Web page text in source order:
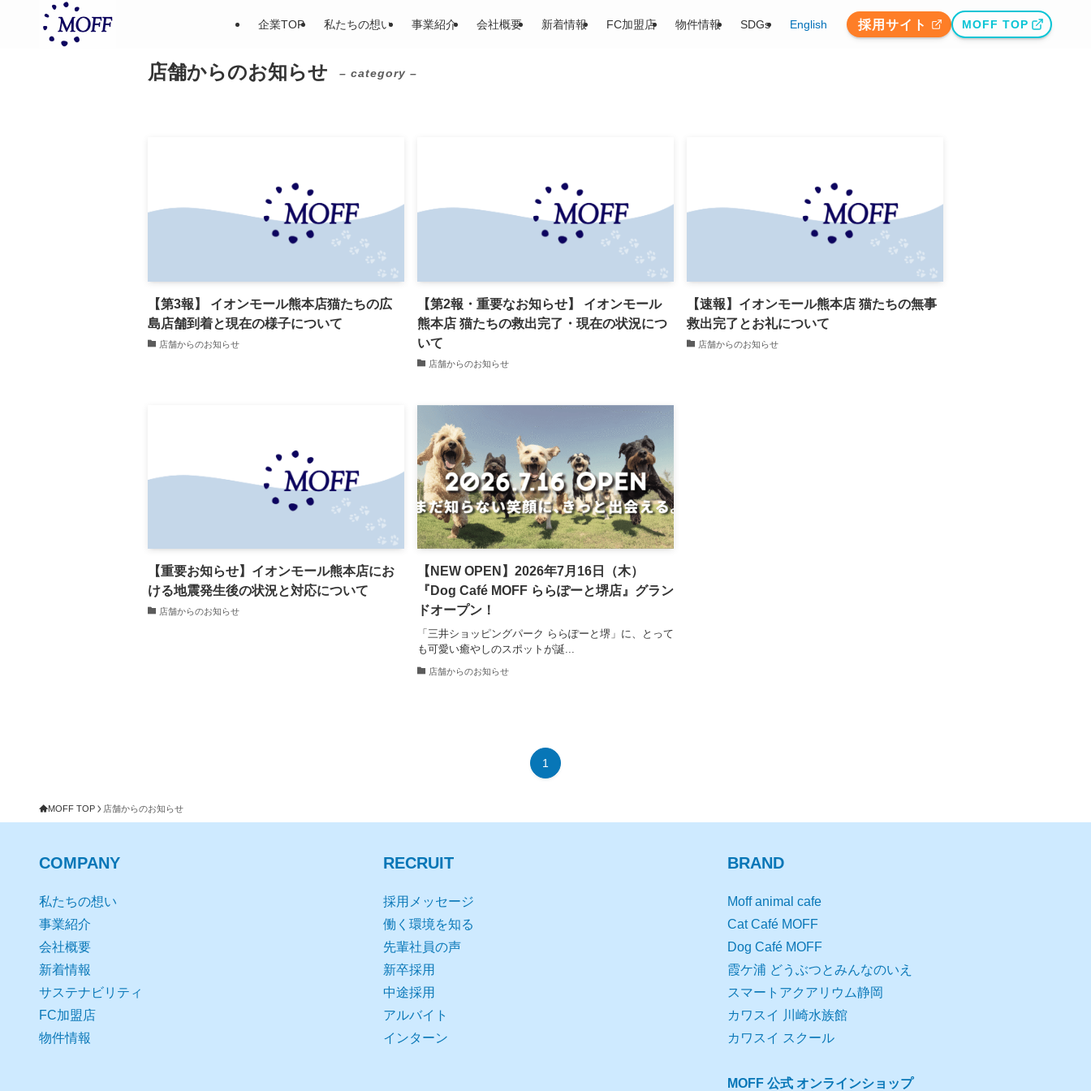
企業TOP 私たちの想い 事業紹介 会社概要 新着情報 FC加盟店 物件情報 SDGs English 採用サイト MOFF TOP
店舗からのお知らせ – category –
【第3報】 イオンモール熊本店猫たちの広
島店舗到着と現在の様子について
店舗からのお知らせ
【第2報・重要なお知らせ】 イオンモール
熊本店 猫たちの救出完了・現在の状況につ
いて
店舗からのお知らせ
【速報】イオンモール熊本店 猫たちの無事
救出完了とお礼について
店舗からのお知らせ
【重要お知らせ】イオンモール熊本店にお
ける地震発生後の状況と対応について
店舗からのお知らせ
【NEW OPEN】2026年7月16日（木）
『Dog Café MOFF ららぽーと堺店』グラン
ドオープン！
「三井ショッピングパーク ららぽーと堺」に、とって
も可愛い癒やしのスポットが誕...
店舗からのお知らせ
1
MOFF TOP 店舗からのお知らせ
COMPANY
私たちの想い
事業紹介
会社概要
新着情報
サステナビリティ
FC加盟店
物件情報
RECRUIT
採用メッセージ
働く環境を知る
先輩社員の声
新卒採用
中途採用
アルバイト
インターン
BRAND
Moff animal cafe
Cat Café MOFF
Dog Café MOFF
霞ケ浦 どうぶつとみんなのいえ
スマートアクアリウム静岡
カワスイ 川崎水族館
カワスイ スクール
MOFF 公式 オンラインショップ